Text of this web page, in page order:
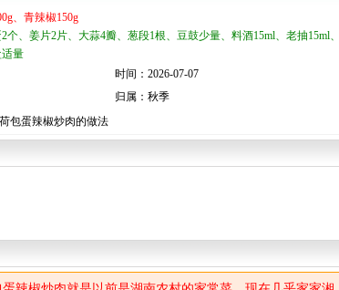
、青辣椒150g
个、姜片2片、大蒜4瓣、葱段1根、豆鼓少量、料酒15ml、老抽15ml、
适量
时间：2026-07-07
归属：秋季
包蛋辣椒炒肉的做法